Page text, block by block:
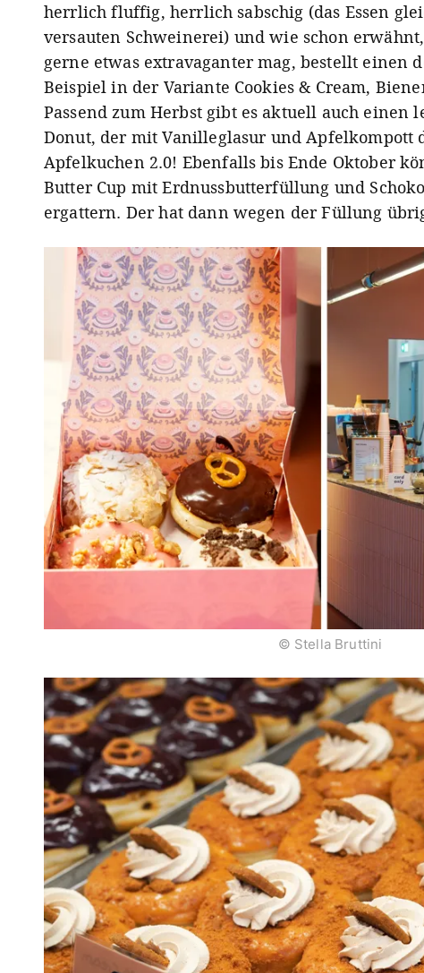
herrlich fluffig, herrlich sabschig (das Essen
versauten Schweinerei) und wie schon
gerne etwas extravaganter mag, bestellt einen
Beispiel in der Variante Cookies & Cream,
Passend zum Herbst gibt es aktuell auch einen
Donut, der mit Vanilleglasur und Apfelkompott
Apfelkuchen 2.0! Ebenfalls bis Ende Oktober
Butter Cup mit Erdnussbutterfüllung und
ergattern. Der hat dann wegen der Füllung
© Stella Bruttini